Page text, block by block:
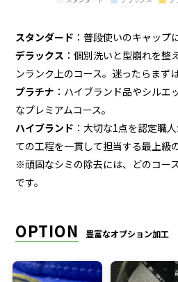
スタンダード ：普段使いのキャップ
デラックス ：個別洗いと型崩れを整
ンランク上のコース。迷ったらまず
プラチナ ：ハイブランド品やシル
なプレミアムコース。
ハイブランド ：大切な1点を認定職
ての工程を一貫して担当する最上級
※頑固なシミの除去には、どのコー
です。
OPTION 豊富なオプション加工